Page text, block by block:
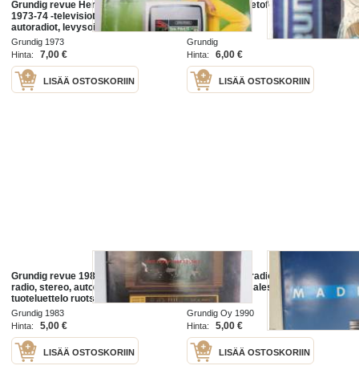
Grundig revue Herbst / Winter
1973-74 -televisiot, radiot,
autoradiot, levysoittimet ym.
tuoteluettelo saksaksi
Grundig 1973
Hinta:
7,00 €
LISÄÄ OSTOSKORIIN
Grundig magnetofonit -myyntiesite
Grundig
Hinta:
6,00 €
LISÄÄ OSTOSKORIIN
Grundig revue 1983 -TV, video,
radio, stereo, autoradio
tuoteluettelo ruotsiksi
Grundig 1983
Hinta:
5,00 €
LISÄÄ OSTOSKORIIN
Grundig 1990 radio, TV, stereo -
myyntiesite / sales brochure
Grundig Oy 1990
Hinta:
5,00 €
LISÄÄ OSTOSKORIIN